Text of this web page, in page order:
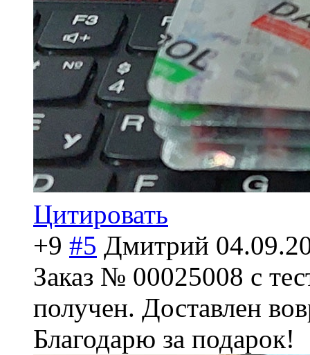
Цитировать
+9 #5 Дмитрий
Заказ № 00025008 с
получен. Доставлен
Благодарю за подарок!